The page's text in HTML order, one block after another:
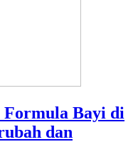
Bayi di
dan